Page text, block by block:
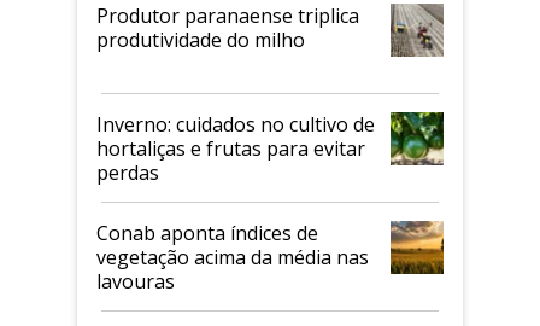
Produtor paranaense triplica
produtividade do milho
Inverno: cuidados no cultivo de
hortaliças e frutas para evitar
perdas
Conab aponta índices de
vegetação acima da média nas
lavouras